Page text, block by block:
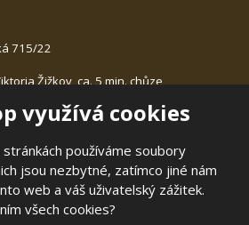
využívá cookies
stránkách používáme soubory
jsou nezbytné, zatímco jiné nám
web a váš uživatelský zážitek.
všech cookies?
715/22
Žižkov, ca. 5 min. chůze
na oběd